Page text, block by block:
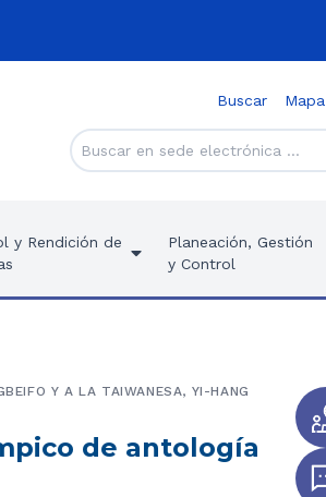
Buscar Mapa
y Rendición de
Planeación, Gestión
y Control
de antología
Y A LA TAIWANESA, YI-HANG